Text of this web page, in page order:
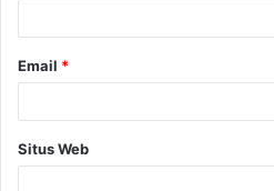
Email *
Situs Web